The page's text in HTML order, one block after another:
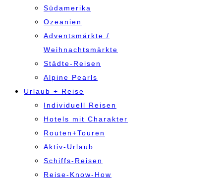
Südamerika
Ozeanien
Adventsmärkte /
Weihnachtsmärkte
Städte-Reisen
Alpine Pearls
Urlaub + Reise
Individuell Reisen
Hotels mit Charakter
Routen+Touren
Aktiv-Urlaub
Schiffs-Reisen
Reise-Know-How